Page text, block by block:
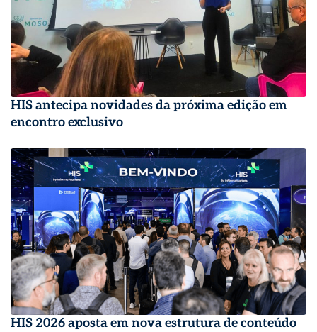
HIS antecipa novidades da próxima edição em
encontro exclusivo
HIS 2026 aposta em nova estrutura de conteúdo